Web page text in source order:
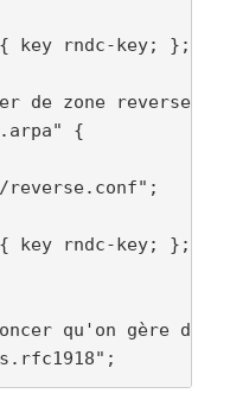
key rndc-key; };
de zone reverse
{
reverse.conf";
key rndc-key; };
qu'on gère des